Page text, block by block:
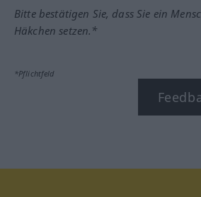
Bitte bestätigen Sie, dass Sie ein
Häkchen setzen.*
*Pflichtfeld